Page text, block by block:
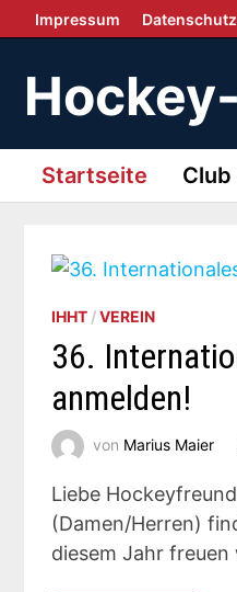
Zurück
zum
Inhalt
Impressum
Startseite Club
IHHT/VEREIN
36.
anmelden!
von Marius Maier
Liebe
(Damen/Herren)
diesem Jahr